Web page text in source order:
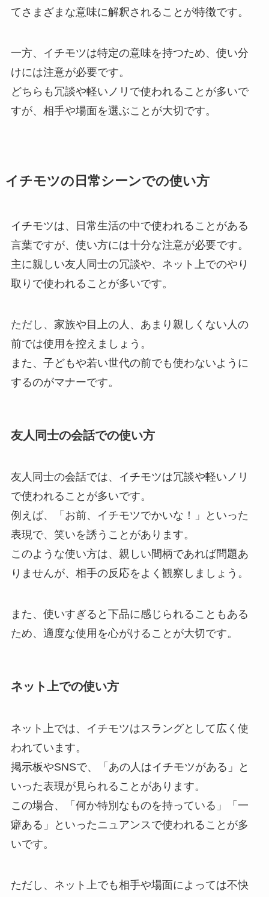
てさまざまな意味に解釈されることが特徴です。
一方、イチモツは特定の意味を持つため、使い分
けには注意が必要です。
どちらも冗談や軽いノリで使われることが多いで
すが、相手や場面を選ぶことが大切です。
イチモツの日常シーンでの使い方
イチモツは、日常生活の中で使われることがある
言葉ですが、使い方には十分な注意が必要です。
主に親しい友人同士の冗談や、ネット上でのやり
取りで使われることが多いです。
ただし、家族や目上の人、あまり親しくない人の
前では使用を控えましょう。
また、子どもや若い世代の前でも使わないように
するのがマナーです。
友人同士の会話での使い方
友人同士の会話では、イチモツは冗談や軽いノリ
で使われることが多いです。
例えば、「お前、イチモツでかいな！」といった
表現で、笑いを誘うことがあります。
このような使い方は、親しい間柄であれば問題あ
りませんが、相手の反応をよく観察しましょう。
また、使いすぎると下品に感じられることもある
ため、適度な使用を心がけることが大切です。
ネット上での使い方
ネット上では、イチモツはスラングとして広く使
われています。
掲示板やSNSで、「あの人はイチモツがある」と
いった表現が見られることがあります。
この場合、「何か特別なものを持っている」「一
癖ある」といったニュアンスで使われることが多
いです。
ただし、ネット上でも相手や場面によっては不快